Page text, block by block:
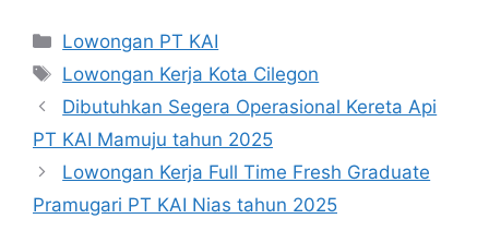
Categories
Lowongan PT KAI
Tags
Lowongan Kerja Kota Cilegon
Dibutuhkan Segera Operasional Kereta Api
PT KAI Mamuju tahun 2025
Lowongan Kerja Full Time Fresh Graduate
Pramugari PT KAI Nias tahun 2025